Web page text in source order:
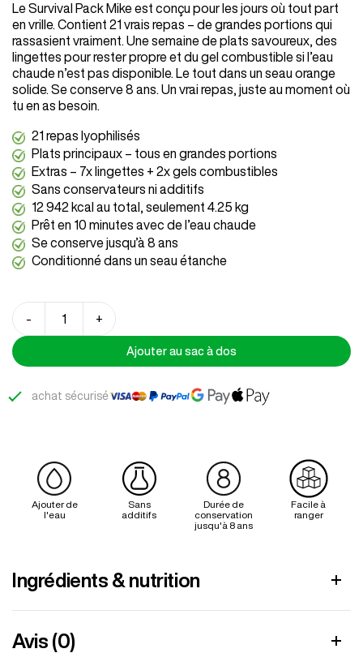
Shop all Products and Categories
GO TO SHOP
sur
notation
Le Survival Pack Mike est conçu pour les jours où tout part
en vrille. Contient 21 vrais repas – de grandes portions qui
rassasient vraiment. Une semaine de plats savoureux, des
lingettes pour rester propre et du gel combustible si l’eau
chaude n’est pas disponible. Le tout dans un seau orange
solide. Se conserve 8 ans. Un vrai repas, juste au moment où
tu en as besoin.
21 repas lyophilisés
Plats principaux – tous en grandes portions
Extras – 7x lingettes + 2x gels combustibles
Sans conservateurs ni additifs
12 942 kcal au total, seulement 4.25 kg
Prêt en 10 minutes avec de l’eau chaude
Se conserve jusqu’à 8 ans
Conditionné dans un seau étanche
-
de
Survival
Mike
+
Ajouter au sac à dos
achat sécurisé
Ajouter de
l'eau
Sans
additifs
Durée de
conservation
jusqu'à 8 ans
Facile à
ranger
Ingrédients & nutrition
Avis (0)